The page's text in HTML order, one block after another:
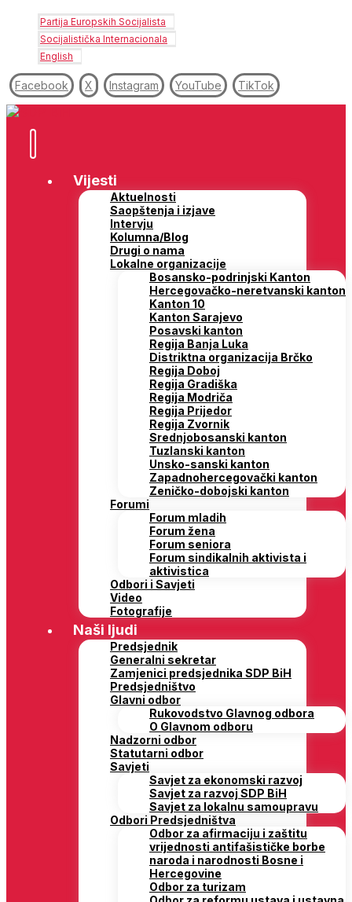
Partija Europskih Socijalista
Socijalistička Internacionala
English
Facebook X Instagram YouTube TikTok
Vijesti
Aktuelnosti
Saopštenja i izjave
Intervju
Kolumna/Blog
Drugi o nama
Lokalne organizacije
Bosansko-podrinjski Kanton
Hercegovačko-neretvanski kanton
Kanton 10
Kanton Sarajevo
Posavski kanton
Regija Banja Luka
Distriktna organizacija Brčko
Regija Doboj
Regija Gradiška
Regija Modriča
Regija Prijedor
Regija Zvornik
Srednjobosanski kanton
Tuzlanski kanton
Unsko-sanski kanton
Zapadnohercegovački kanton
Zeničko-dobojski kanton
Forumi
Forum mladih
Forum žena
Forum seniora
Forum sindikalnih aktivista i
aktivistica
Odbori i Savjeti
Video
Fotografije
Naši ljudi
Predsjednik
Generalni sekretar
Zamjenici predsjednika SDP BiH
Predsjedništvo
Glavni odbor
Rukovodstvo Glavnog odbora
O Glavnom odboru
Nadzorni odbor
Statutarni odbor
Savjeti
Savjet za ekonomski razvoj
Savjet za razvoj SDP BiH
Savjet za lokalnu samoupravu
Odbori Predsjedništva
Odbor za afirmaciju i zaštitu
vrijednosti antifašističke borbe
naroda i narodnosti Bosne i
Hercegovine
Odbor za turizam